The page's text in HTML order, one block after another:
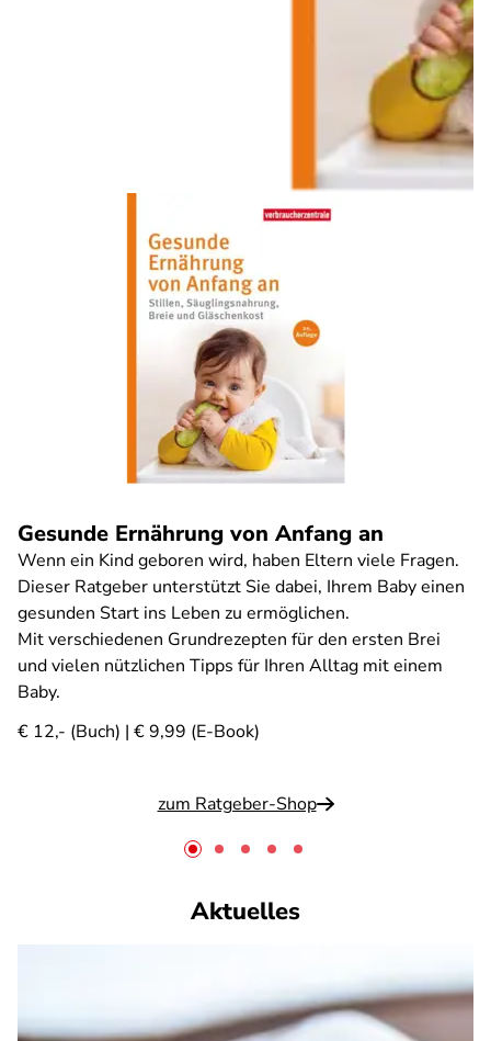
Gesunde Ernährung von Anfang an
Wenn ein Kind geboren wird, haben Eltern viele Fragen.
Dieser Ratgeber unterstützt Sie dabei, Ihrem Baby einen
gesunden Start ins Leben zu ermöglichen.
Mit verschiedenen Grundrezepten für den ersten Brei
und vielen nützlichen Tipps für Ihren Alltag mit einem
Baby.
€ 12,- (Buch) | € 9,99 (E-Book)
zum Ratgeber-Shop
Aktuelles